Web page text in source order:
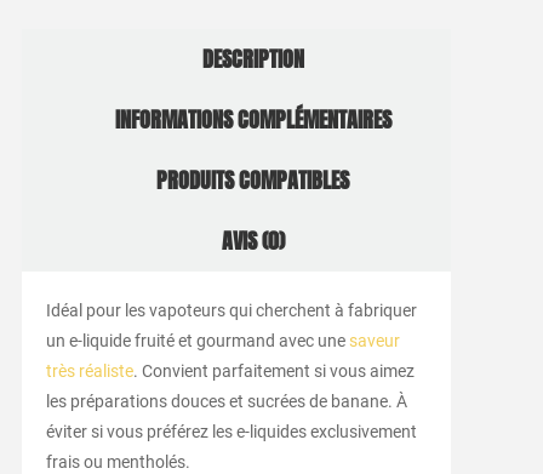
DESCRIPTION
INFORMATIONS COMPLÉMENTAIRES
PRODUITS COMPATIBLES
AVIS (0)
Idéal pour les vapoteurs qui cherchent à fabriquer
un e-liquide fruité et gourmand avec une saveur
très réaliste. Convient parfaitement si vous aimez
les préparations douces et sucrées de banane. À
éviter si vous préférez les e-liquides exclusivement
frais ou mentholés.